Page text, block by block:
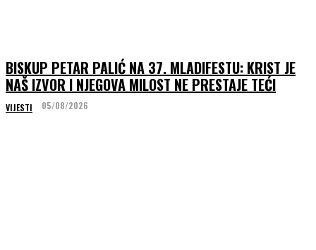
BISKUP PETAR PALIĆ NA 37. MLADIFESTU: KRIST JE
NAŠ IZVOR I NJEGOVA MILOST NE PRESTAJE TEĆI
VIJESTI 05/08/2026